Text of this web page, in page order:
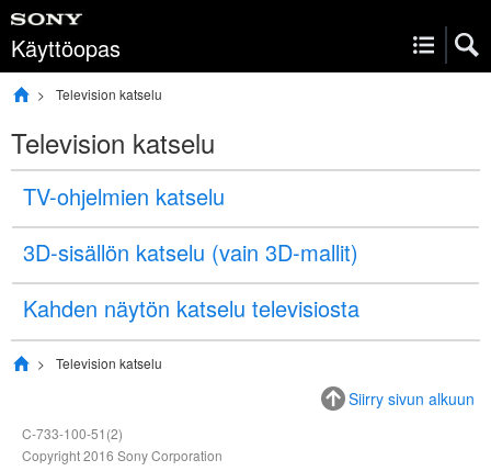
Käyttöopas
Television katselu
Television katselu
TV-ohjelmien katselu
3D-sisällön katselu (vain 3D-mallit)
Kahden näytön katselu televisiosta
Television katselu
Siirry sivun alkuun
C-733-100-51(2)
Copyright 2016 Sony Corporation